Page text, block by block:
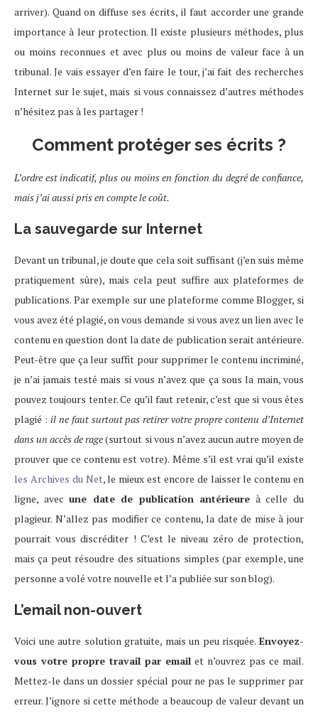
arriver). Quand on diffuse ses écrits, il faut accorder une grande
importance à leur protection. Il existe plusieurs méthodes, plus
ou moins reconnues et avec plus ou moins de valeur face à un
tribunal. Je vais essayer d’en faire le tour, j’ai fait des recherches
Internet sur le sujet, mais si vous connaissez d’autres méthodes
n’hésitez pas à les partager !
Comment protéger ses écrits ?
L’ordre est indicatif, plus ou moins en fonction du degré de confiance,
mais j’ai aussi pris en compte le coût.
La sauvegarde sur Internet
Devant un tribunal, je doute que cela soit suffisant (j’en suis même
pratiquement sûre), mais cela peut suffire aux plateformes de
publications. Par exemple sur une plateforme comme Blogger, si
vous avez été plagié, on vous demande si vous avez un lien avec le
contenu en question dont la date de publication serait antérieure.
Peut-être que ça leur suffit pour supprimer le contenu incriminé,
je n’ai jamais testé mais si vous n’avez que ça sous la main, vous
pouvez toujours tenter. Ce qu’il faut retenir, c’est que si vous êtes
plagié : il ne faut surtout pas retirer votre propre contenu d’Internet
dans un accès de rage(surtout si vous n’avez aucun autre moyen de
prouver que ce contenu est votre). Même s’il est vrai qu’il existe
les Archives du Net, le mieux est encore de laisser le contenu en
ligne, avecune date de publication antérieure à celle du
plagieur. N’allez pas modifier ce contenu, la date de mise à jour
pourrait vous discréditer ! C’est le niveau zéro de protection,
mais ça peut résoudre des situations simples (par exemple, une
personne a volé votre nouvelle et l’a publiée sur son blog).
L’email non-ouvert
Voici une autre solution gratuite, mais un peu risquée. Envoyez-
vous votre propre travail par email et n’ouvrez pas ce mail.
Mettez-le dans un dossier spécial pour ne pas le supprimer par
erreur. J’ignore si cette méthode a beaucoup de valeur devant un